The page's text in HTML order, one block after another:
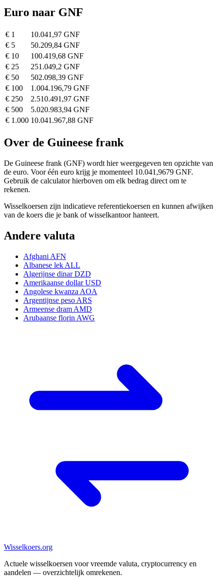
Euro naar GNF
€ 1
10.041,97 GNF
€ 5
50.209,84 GNF
€ 10
100.419,68 GNF
€ 25
251.049,2 GNF
€ 50
502.098,39 GNF
€ 100
1.004.196,79 GNF
€ 250
2.510.491,97 GNF
€ 500
5.020.983,94 GNF
€ 1.000 10.041.967,88 GNF
Over de Guineese frank
De Guineese frank (GNF) wordt hier weergegeven ten opzichte van
de euro. Voor één euro krijg je momenteel 10.041,9679 GNF.
Gebruik de calculator hierboven om elk bedrag direct om te
rekenen.
Wisselkoersen zijn indicatieve referentiekoersen en kunnen afwijken
van de koers die je bank of wisselkantoor hanteert.
Andere valuta
Afghani AFN
Albanese lek ALL
Algerijnse dinar DZD
Amerikaanse dollar USD
Angolese kwanza AOA
Argentijnse peso ARS
Armeense dram AMD
Arubaanse florin AWG
Wisselkoers.org
Actuele wisselkoersen voor vreemde valuta, cryptocurrency en
aandelen — overzichtelijk omrekenen.